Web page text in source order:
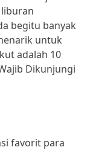
begitu banyak
untuk
adalah 10
Dikunjungi
favorit para